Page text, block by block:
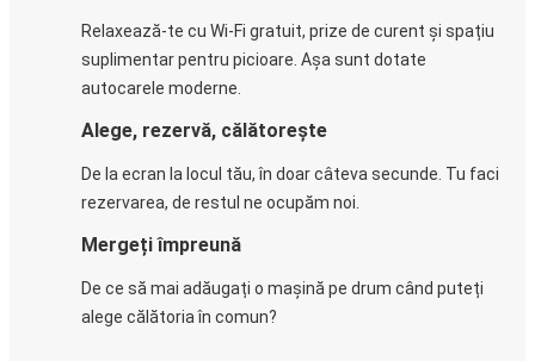
Relaxează-te cu Wi-Fi gratuit, prize de curent și spațiu
suplimentar pentru picioare. Așa sunt dotate
autocarele moderne.
Alege, rezervă, călătorește
De la ecran la locul tău, în doar câteva secunde. Tu faci
rezervarea, de restul ne ocupăm noi.
Mergeți împreună
De ce să mai adăugați o mașină pe drum când puteți
alege călătoria în comun?